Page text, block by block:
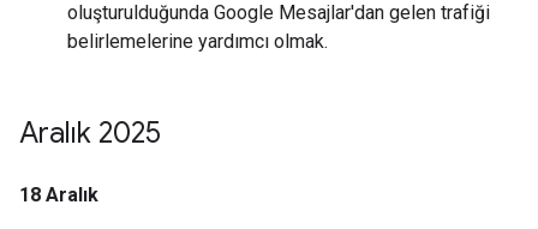
oluşturulduğunda Google Mesajlar'dan gelen trafiği
belirlemelerine yardımcı olmak.
Aralık 2025
18 Aralık